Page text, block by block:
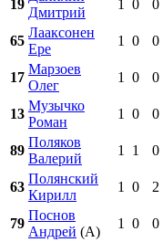
19
Дмитрий
1 0 0
65
Лааксонен
Ере
1 0 0
17
Марзоев
Олег
1 0 0
13
Музычко
Роман
1 0 0
89
Поляков
Валерий
1 1 0
63
Полянский
Кирилл
1 0 2
79
Поснов
Андрей (А)
1 0 0